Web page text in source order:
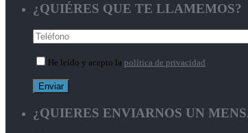
¿QUIÉRES QUE TE LLAMEMOS?
He leído y acepto la política de privacidad
¿QUIERES ENVIARNOS UN